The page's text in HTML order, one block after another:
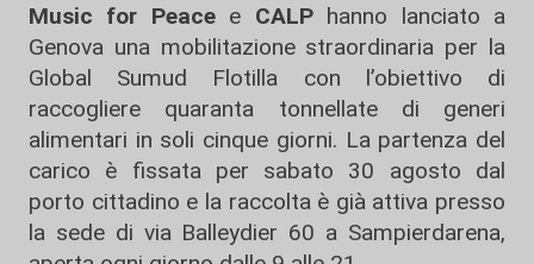
Music for Peacee CALPhanno lanciato a
Genova una mobilitazione straordinaria per la
Global Sumud Flotilla con l’obiettivo di
raccogliere quaranta tonnellate di generi
alimentari in soli cinque giorni. La partenza del
carico è fissata per sabato 30 agosto dal
porto cittadino e la raccolta è già attiva presso
la sede di via Balleydier 60 a Sampierdarena,